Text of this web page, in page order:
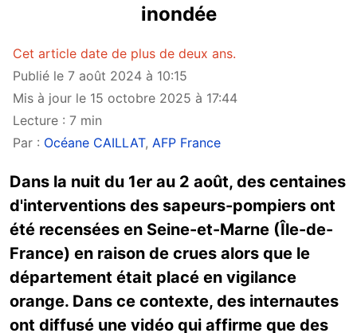
inondée
Cet article date de plus de deux ans.
Publié le 7 août 2024 à 10:15
Mis à jour le 15 octobre 2025 à 17:44
Lecture : 7 min
Par : Océane CAILLAT, AFP France
Dans la nuit du 1er au 2 août, des centaines
d'interventions des sapeurs-pompiers ont
été recensées en Seine-et-Marne (Île-de-
France) en raison de crues alors que le
département était placé en vigilance
orange. Dans ce contexte, des internautes
ont diffusé une vidéo qui affirme que des